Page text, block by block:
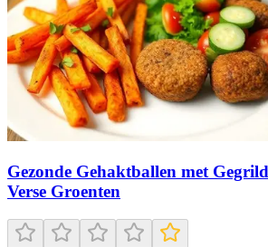
Gezonde Gehaktballen met
Verse Groenten